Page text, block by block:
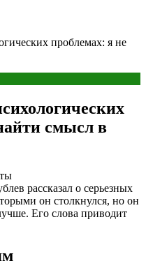
проблемах: я не
смысл в
рассказал о серьезных
он столкнулся, но он
Его слова приводит